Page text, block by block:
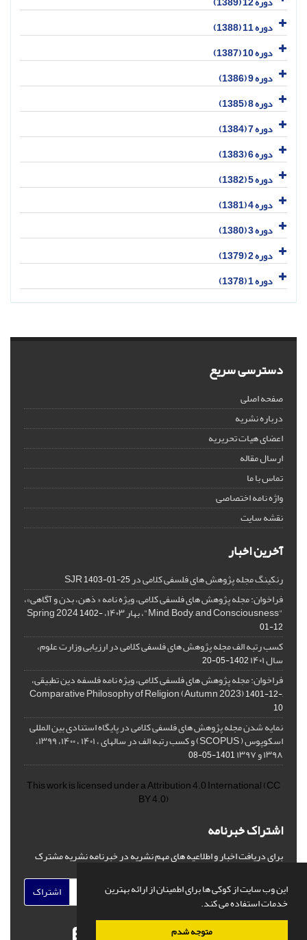
این وب سایت از کوکی ها برای اطمینان از ارائه بهترین
خدمات استفاده می کند.
متوجه شدم
دوره 11 (1388)
دوره 10 (1387)
دوره 9 (1386)
دوره 8 (1385)
دوره 7 (1384)
دوره 6 (1383)
دوره 5 (1382)
دوره 4 (1381)
دوره 3 (1380)
دوره 2 (1379)
دوره 1 (1378)
دسترسی سریع
صفحه اصلی
درباره نشریه
اعضای هیات تحریریه
ارسال مقاله
تماس با ما
واژه نامه اختصاصی
نقشه سایت
آخرین اخبار
رنکینگ مجله پژوهش های فلسفی کلامی در SJR1403-01-25
فراخوان: مجله پژوهش های فلسفی کلامی، ویژه نامه « ذهن، بدن و آگاهی»،
"Mind, Body, and Consciousness"، بهار ۱۴۰۳، Spring 2024
1402-
01-12
کسب رتبه الف مجله پژوهش های فلسفی کلامی در ارزیابی وزارت علوم،
سال ۱۴۰۱ 1402-05-20
فراخوان: مجله پژوهش های فلسفی کلامی، ویژه نامه فلسفه دین تطبیقی،
,Comparative Philosophy of Religion (Autumn 2023)
1401-12-
10
نمایه شدن مجله پژوهش های فلسفی کلامی در پایگاه استنادی بین المللی
اسکوپوس ( SCOPUS) و کسب رتبه الف در سالهای ، ۱۴۰۱ ، ۱۴۰۰، ۱۳۹۹،
۱۳۹۸ و ۱۳۹۷ 1401-05-08
This work is licensed under aAttribution 4.0 International(CC
BY 4.0)
اشتراک خبرنامه
برای دریافت اخبار و اطلاعیه های مهم نشریه در خبرنامه نشریه مشترک
اشتراک